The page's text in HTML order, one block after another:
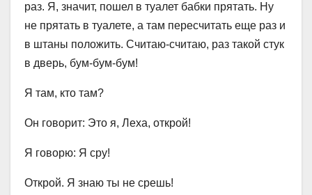
раз. Я, значит, пошел в туалет бабки прятать. Ну
не прятать в туалете, а там пересчитать еще раз и
в штаны положить. Считаю-считаю, раз такой стук
в дверь, бум-бум-бум!
Я там, кто там?
Он говорит: Это я, Леха, открой!
Я говорю: Я сру!
Открой. Я знаю ты не срешь!